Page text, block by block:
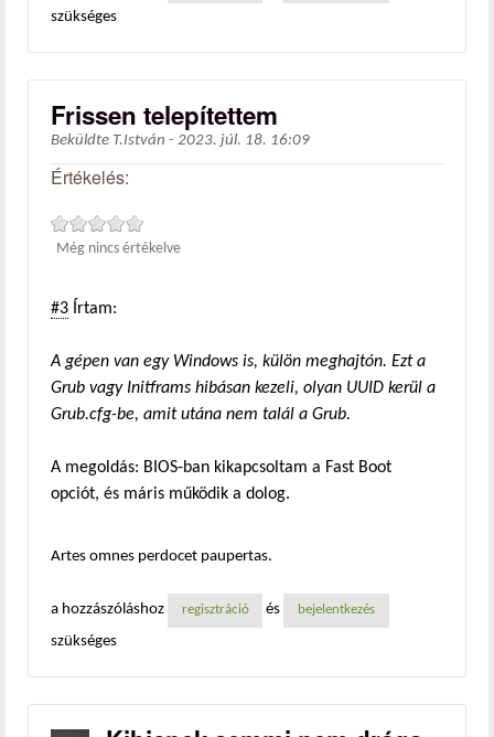
szükséges
Frissen telepítettem
Beküldte T.István - 2023. júl. 18. 16:09
Értékelés:
Még nincs értékelve
#3 Írtam:
A gépen van egy Windows is, külön meghajtón. Ezt a
Grub vagy Initframs hibásan kezeli, olyan UUID kerül a
Grub.cfg-be, amit utána nem talál a Grub.
A megoldás: BIOS-ban kikapcsoltam a Fast Boot
opciót, és máris működik a dolog.
Artes omnes perdocet paupertas.
a hozzászóláshoz regisztráció és bejelentkezés
szükséges